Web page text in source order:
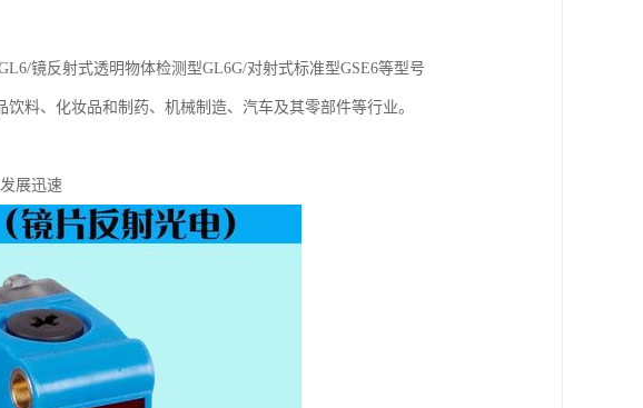
镜反射式透明物体检测型GL6G/对射式标准型GSE6等型号
料、化妆品和制药、机械制造、汽车及其零部件等行业。
展迅速